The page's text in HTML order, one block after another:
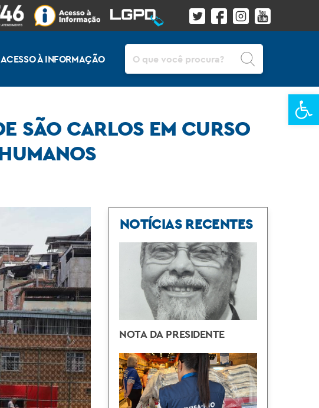
ACESSO À INFORMAÇÃO
SÃO CARLOS EM CURSO
NOTÍCIAS RECENTES
NOTA DA PRESIDENTE